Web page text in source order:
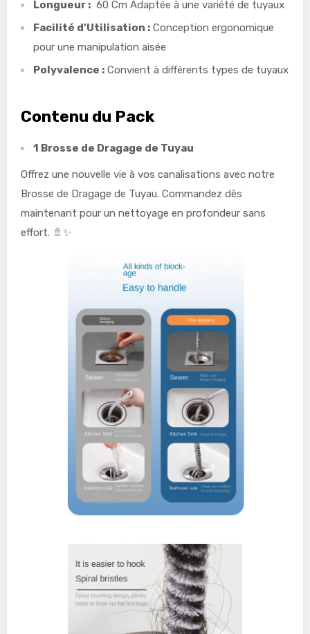
Longueur : 60 Cm Adaptée à une variété de tuyaux
Facilité d'Utilisation : Conception ergonomique
pour une manipulation aisée
Polyvalence : Convient à différents types de tuyaux
Contenu du Pack
1 Brosse de Dragage de Tuyau
Offrez une nouvelle vie à vos canalisations avec notre
Brosse de Dragage de Tuyau. Commandez dès
maintenant pour un nettoyage en profondeur sans
effort. 🚿✨